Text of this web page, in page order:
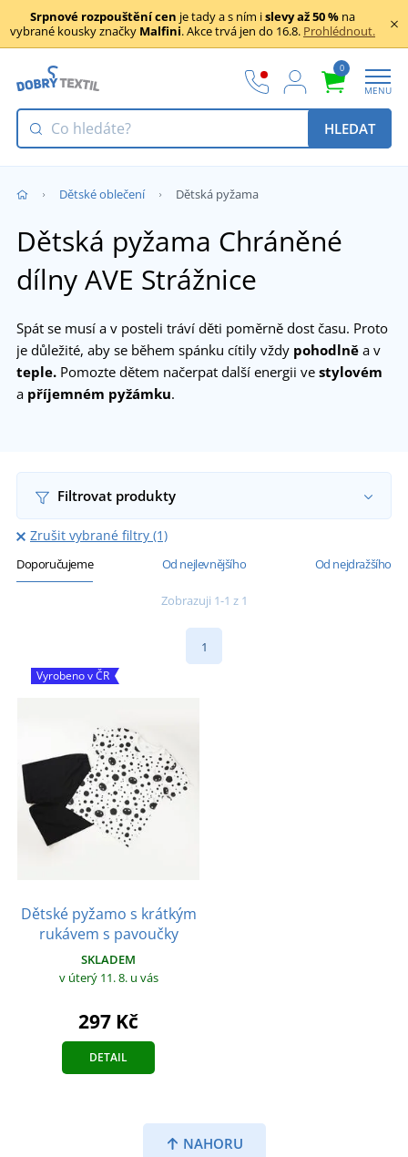
Srpnové rozpouštění cen je tady a s ním islevy až 50 % na
vybrané kousky značky Malfini. Akce trvá jen do 16.8. Prohlédnout.
0
MENU
HLEDAT
Dětské oblečení Dětská pyžama
Dětská pyžama Chráněné
dílny AVE Strážnice
Spát se musí a v posteli tráví děti poměrně dost času. Proto
je důležité, aby se během spánku cítily vždy pohodlně a v
teple. Pomozte dětem načerpat další energii ve stylovém
a příjemném pyžámku.
Filtrovat produkty
Zrušit vybrané filtry (1)
Doporučujeme Od nejlevnějšího Od nejdražšího
Zobrazuji 1-1 z 1
1
Vyrobeno v ČR
Dětské pyžamo s krátkým
rukávem s pavoučky
SKLADEM
v úterý 11. 8. u vás
297 Kč
DETAIL
NAHORU